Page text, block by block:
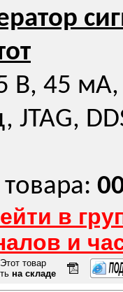
В, 45
JTAG,
в
и
Этот товар
на складе